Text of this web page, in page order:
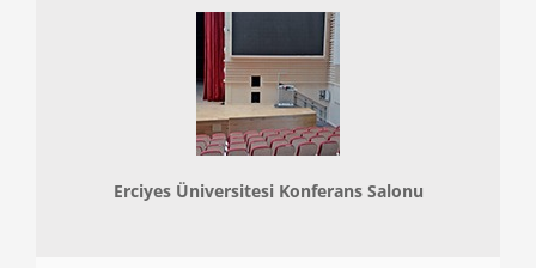
Erciyes Üniversitesi Konferans Salonu